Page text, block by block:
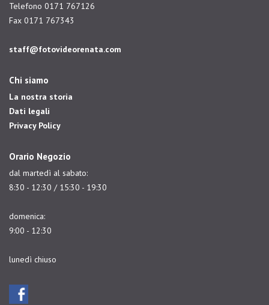
Telefono 0171 767126
Fax 0171 767343
staff@fotovideorenata.com
Chi siamo
La nostra storia
Dati legali
Privacy Policy
Orario Negozio
dal martedì al sabato:
8:30 - 12:30 / 15:30 - 19:30
domenica:
9:00 - 12:30
lunedì chiuso